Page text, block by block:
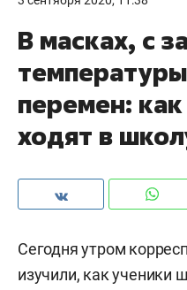
В масках, с
перемен:
ходят в
Сегодня утром
изучили, как ученики